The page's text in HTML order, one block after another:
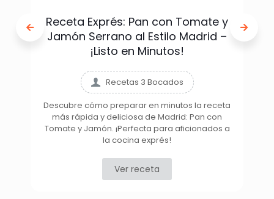
Receta Exprés: Pan con Tomate y
Jamón Serrano al Estilo Madrid –
¡Listo en Minutos!
Recetas 3 Bocados
Descubre cómo preparar en minutos la receta
más rápida y deliciosa de Madrid: Pan con
Tomate y Jamón. ¡Perfecta para aficionados a
la cocina exprés!
Ver receta